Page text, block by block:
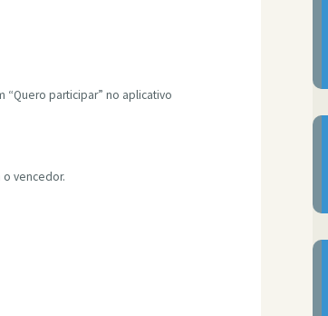
“Quero participar” no aplicativo
vencedor.